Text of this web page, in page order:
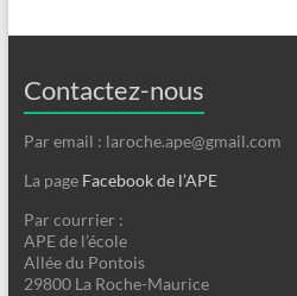
Contactez-nous
Par email : laroche.ape@gmail.com
La page Facebook de l’APE
Par courrier :
APE de l’école
Allée du Pontois
29800 La Roche-Maurice